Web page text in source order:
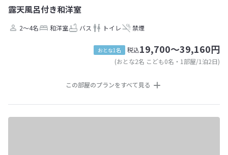
露天風呂付き和洋室
2～4名 和洋室 バス トイレ 禁煙
おとな1名 税込19,700～39,160円
(おとな2名 こども0名・1部屋/1泊2日)
この部屋のプランをすべて見る